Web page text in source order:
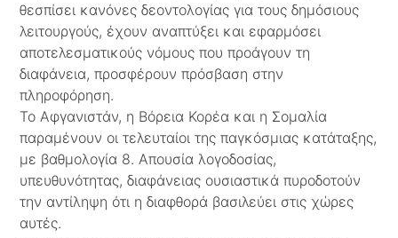
θεσπίσει κανόνες δεοντολογίας για τους δημόσιους
λειτουργούς, έχουν αναπτύξει και εφαρμόσει
αποτελεσματικούς νόμους που προάγουν τη
διαφάνεια, προσφέρουν πρόσβαση στην
πληροφόρηση.
Το Αφγανιστάν, η Βόρεια Κορέα και η Σομαλία
παραμένουν οι τελευταίοι της παγκόσμιας κατάταξης,
με βαθμολογία 8. Απουσία λογοδοσίας,
υπευθυνότητας, διαφάνειας ουσιαστικά πυροδοτούν
την αντίληψη ότι η διαφθορά βασιλεύει στις χώρες
αυτές.